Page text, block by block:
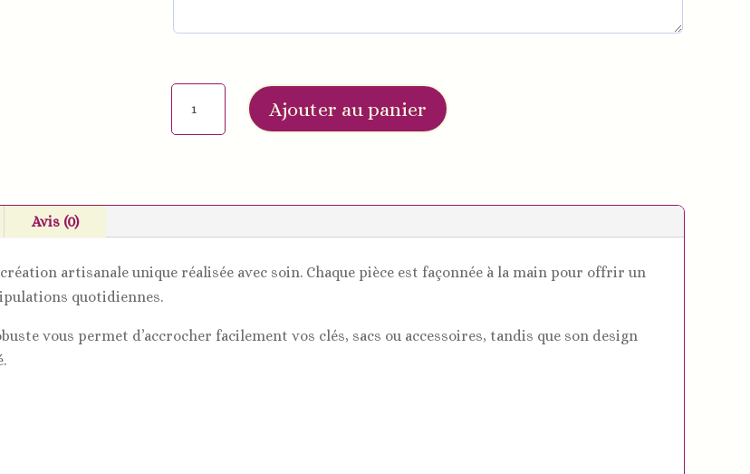
d'amour
en
Ajouter au panier
Avis (0)
artisanale unique réalisée avec soin. Chaque pièce est façonnée à la main pour offrir un
quotidiennes.
vous permet d’accrocher facilement vos clés, sacs ou accessoires, tandis que son design